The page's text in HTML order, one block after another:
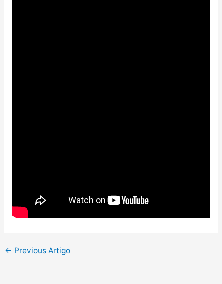
← Previous Artigo